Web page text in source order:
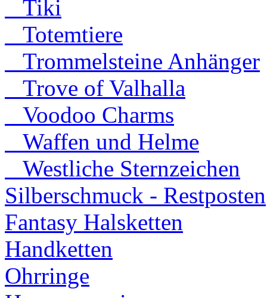
Tiki
Totemtiere
Trommelsteine Anhänger
Trove of Valhalla
Voodoo Charms
Waffen und Helme
Westliche Sternzeichen
Silberschmuck - Restposten
Fantasy Halsketten
Handketten
Ohrringe